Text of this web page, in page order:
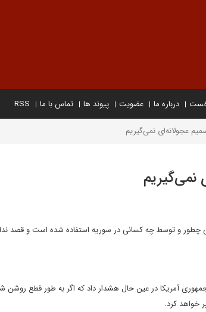
درباره ما عضویت پیوند ها تماس با ما RSS
عجولانه‌ای نمی‌گیریم
نمی‌گیریم
چطور و توسط چه کسانی در سوریه استفاده شده است و قصد
جمهوری آمریکا در عین حال هشدار داد که اگر به طور قطع
خواهد کرد.